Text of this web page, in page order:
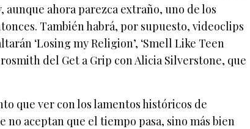
ahora parezca extraño, uno de los
También habrá, por supuesto, videoclips
‘Losing my Religion’, ‘Smell Like Teen
del Get a Grip con Alicia Silverstone, que
que ver con los lamentos históricos de
aceptan que el tiempo pasa, sino más bien